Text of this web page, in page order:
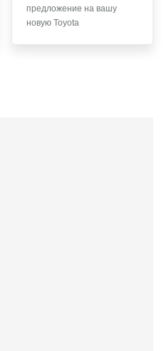
предложение на вашу
новую Toyota